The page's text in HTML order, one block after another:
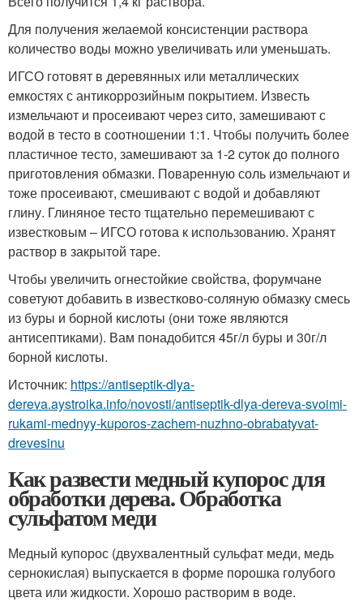
Для получения желаемой консистенции раствора
количество воды можно увеличивать или уменьшать.
ИГСО готовят в деревянных или металлических
емкостях с антикоррозийным покрытием. Известь
измельчают и просеивают через сито, замешивают с
водой в тесто в соотношении 1:1. Чтобы получить более
пластичное тесто, замешивают за 1-2 суток до полного
приготовления обмазки. Поваренную соль измельчают и
тоже просеивают, смешивают с водой и добавляют
глину. Глиняное тесто тщательно перемешивают с
известковым – ИГСО готова к использованию. Хранят
раствор в закрытой таре.
Чтобы увеличить огнестойкие свойства, форумчане
советуют добавить в известково-соляную обмазку смесь
из буры и борной кислоты (они тоже являются
антисептиками). Вам понадобится 45г/л буры и 30г/л
борной кислоты.
Источник: https://antiseptik-dlya-
dereva.aystroika.info/novosti/antiseptik-dlya-dereva-svoimi-
rukami-mednyy-kuporos-zachem-nuzhno-obrabatyvat-
drevesinu
Как развести медный купорос для
обработки дерева. Обработка
сульфатом меди
Медный купорос (двухвалентный сульфат меди, медь
сернокислая) выпускается в форме порошка голубого
цвета или жидкости. Хорошо растворим в воде.